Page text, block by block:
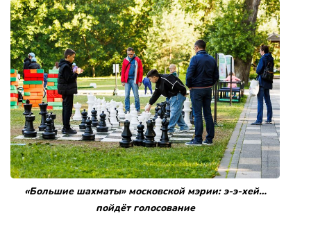
«Большие шахматы» московской мэрии: э-э-хей…
пойдёт голосование